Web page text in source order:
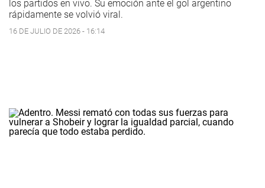
los partidos en vivo. Su emoción ante el gol argentino
rápidamente se volvió viral.
16 DE JULIO DE 2026 - 16:14